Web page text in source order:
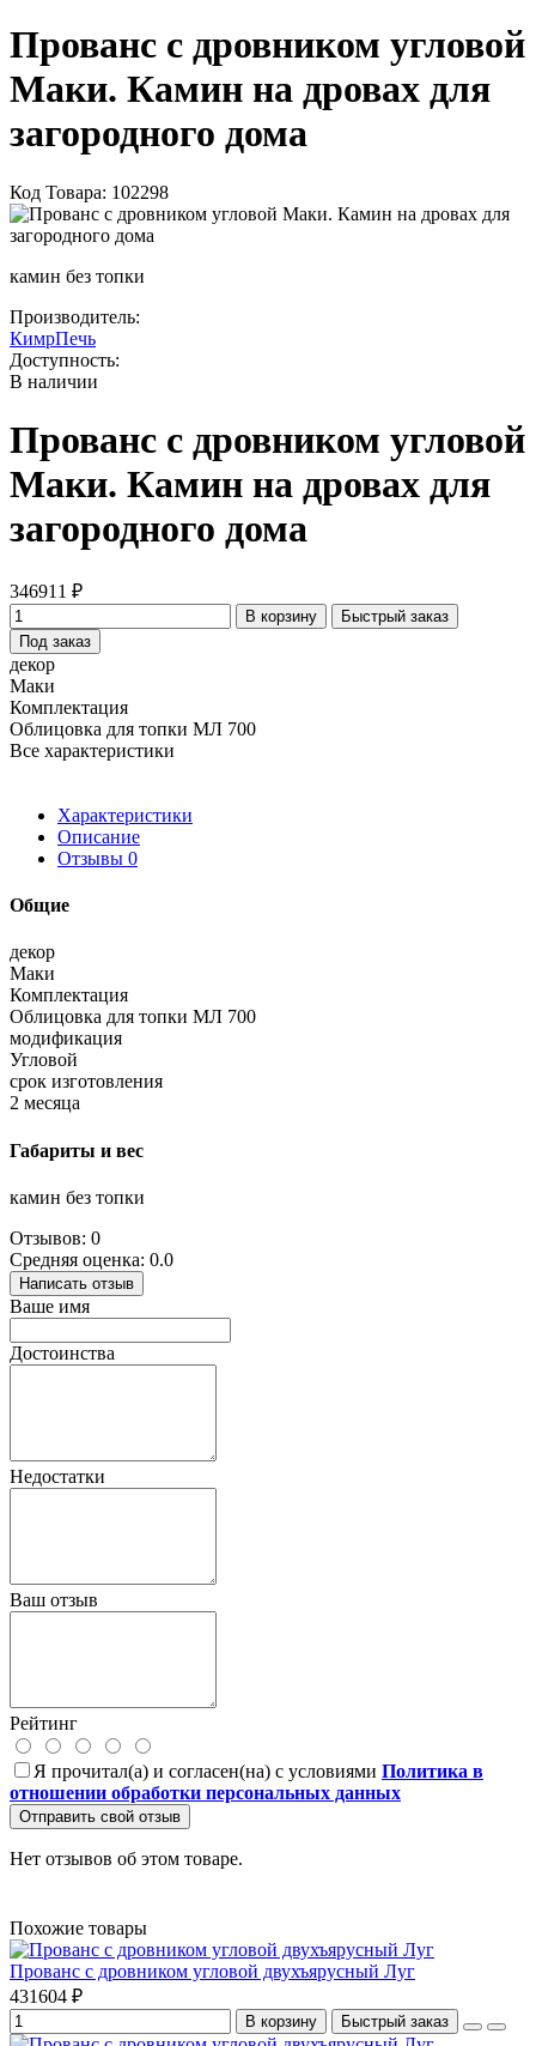
Прованс с дровником угловой
Маки. Камин на дровах для
загородного дома
Код Товара: 102298
камин без топки
Производитель:
КимрПечь
Доступность:
В наличии
Прованс с дровником угловой
Маки. Камин на дровах для
загородного дома
346911 ₽
В корзину
Быстрый заказ
Под заказ
декор
Маки
Комплектация
Облицовка для топки МЛ 700
Все характеристики
Характеристики
Описание
Отзывы 0
Общие
декор
Маки
Комплектация
Облицовка для топки МЛ 700
модификация
Угловой
срок изготовления
2 месяца
Габариты и вес
камин без топки
Отзывов: 0
Средняя оценка: 0.0
Написать отзыв
Ваше имя
Достоинства
Недостатки
Ваш отзыв
Рейтинг
Я прочитал(а) и согласен(на) с условиями Политика в
отношении обработки персональных данных
Отправить свой отзыв
Нет отзывов об этом товаре.
Похожие товары
Прованс с дровником угловой двухъярусный Луг
431604 ₽
В корзину Быстрый заказ